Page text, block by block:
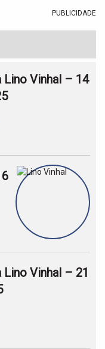
PUBLICIDADE
Lino Vinhal – 14
Vinhal – 21